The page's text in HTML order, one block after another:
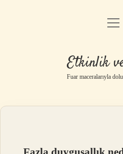
Gizlilik
Yasal
Etkinlik
Fuar maceralarıyla